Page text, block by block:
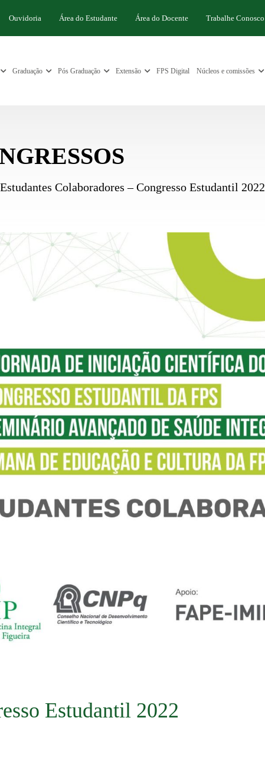
Ouvidoria Área do Estudante Área do Docente Trabalhe Conosco
Graduação Pós Graduação Extensão FPS Digital Núcleos e comissões
Estudantes Colaboradores – Congresso Estudantil 2022
Estudantil 2022